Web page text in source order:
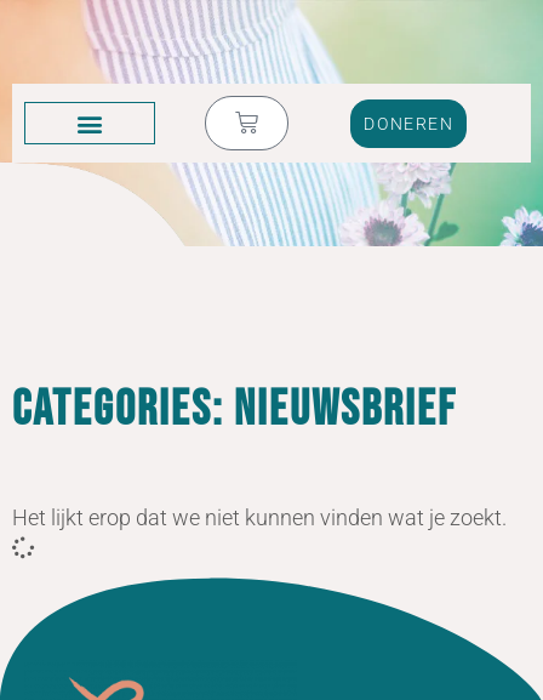
DONEREN
Categories: Nieuwsbrief
Het lijkt erop dat we niet kunnen vinden wat je zoekt.